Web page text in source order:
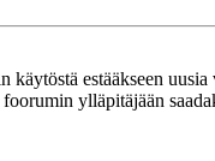
estääkseen
ylläpitäjään